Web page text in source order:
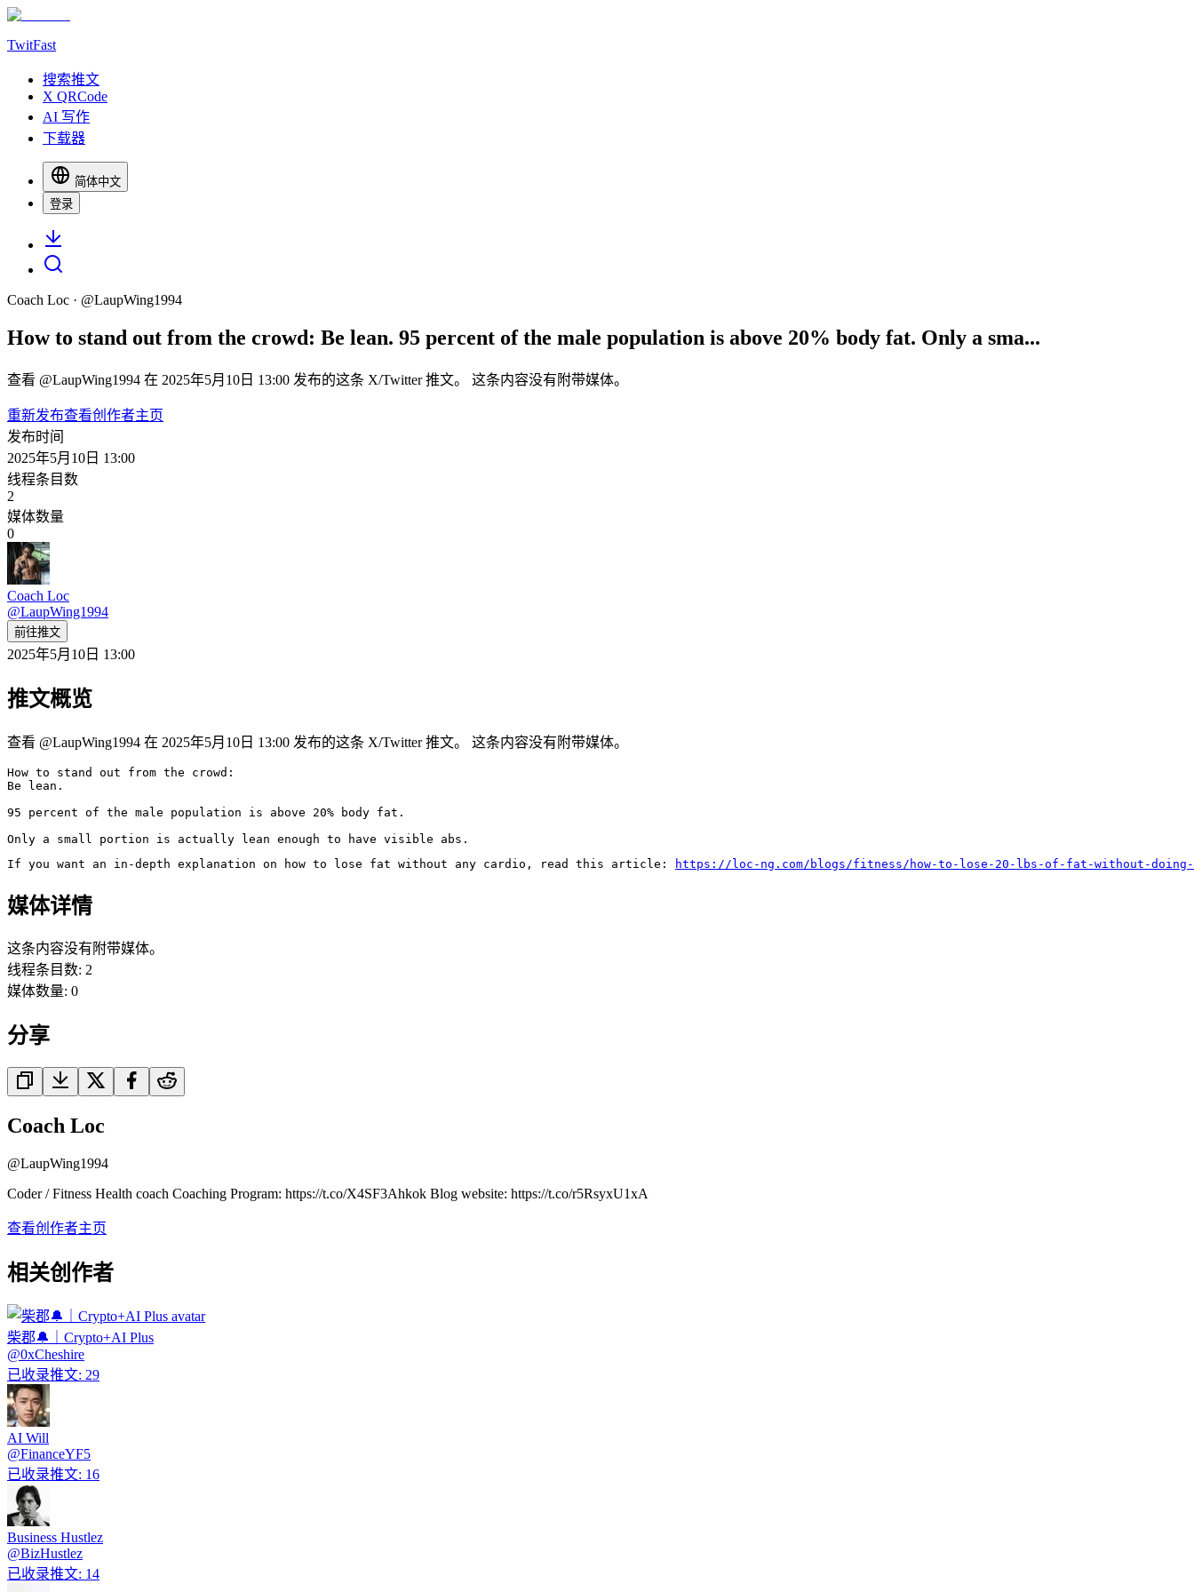
TwitFast
搜索推文
X QRCode
AI 写作
下载器
简体中文
登录
Coach Loc · @LaupWing1994
How to stand out from the crowd: Be lean. 95 percent of the male population is above 20% body fat. Only a sma...
查看 @LaupWing1994 在 2025年5月10日 13:00 发布的这条 X/Twitter 推文。 这条内容没有附带媒体。
重新发布查看创作者主页
发布时间
2025年5月10日 13:00
线程条目数
2
媒体数量
0
Coach Loc
@LaupWing1994
前往推文
2025年5月10日 13:00
推文概览
查看 @LaupWing1994 在 2025年5月10日 13:00 发布的这条 X/Twitter 推文。 这条内容没有附带媒体。
How to stand out from the crowd:
Be lean.
95 percent of the male population is above 20% body fat.
Only a small portion is actually lean enough to have visible abs.
If you want an in-depth explanation on how to lose fat without any cardio, read this article:
https://loc-ng.com/blogs/fitness/how-to-lose-20-lbs-of-fat-without-
媒体详情
这条内容没有附带媒体。
线程条目数: 2
媒体数量: 0
分享
Coach Loc
@LaupWing1994
Coder / Fitness Health coach Coaching Program: https://t.co/X4SF3Ahkok Blog website: https://t.co/r5RsyxU1xA
查看创作者主页
相关创作者
柴郡🔔｜Crypto+AI Plus
@0xCheshire
已收录推文: 29
AI Will
@FinanceYF5
已收录推文: 16
Business Hustlez
@BizHustlez
已收录推文: 14